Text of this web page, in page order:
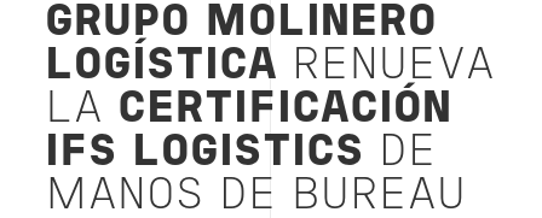
GRUPO MOLINERO
LOGÍSTICA RENUEVA
LA CERTIFICACIÓN
IFS LOGISTICS
DE
MANOS DE BUREAU